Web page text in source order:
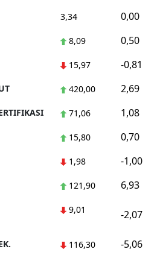
Tunceli
3,34 0,00
8,09 0,50
15,97 -0,81
420,00 2,69
71,06 1,08
15,80 0,70
1,98 -1,00
121,90 6,93
9,01 -2,07
116,30 -5,06